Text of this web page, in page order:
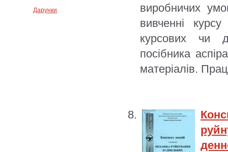
Дарунки
виробничих
вивченні
курсових чи
посібника
матеріалів.